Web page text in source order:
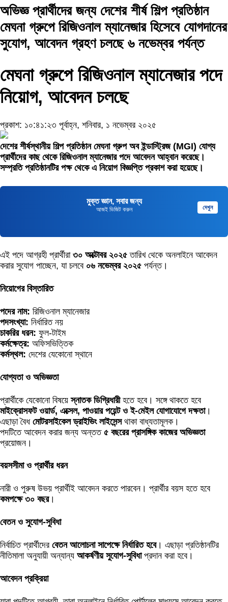
অভিজ্ঞ প্রার্থীদের জন্য দেশের শীর্ষ শিল্প প্রতিষ্ঠান
মেঘনা গ্রুপে রিজিওনাল ম্যানেজার হিসেবে যোগদানের
সুযোগ, আবেদন গ্রহণ চলছে ৬ নভেম্বর পর্যন্ত
মেঘনা গ্রুপে রিজিওনাল ম্যানেজার পদে
নিয়োগ, আবেদন চলছে
প্রকাশ: ১০:৪১:২৩ পূর্বাহ্ন, শনিবার, ১ নভেম্বর ২০২৫
দেশের শীর্ষস্থানীয় শিল্প প্রতিষ্ঠান মেঘনা গ্রুপ অব ইন্ডাস্ট্রিজ (MGI) যোগ্য
প্রার্থীদের কাছ থেকে রিজিওনাল ম্যানেজার পদে আবেদন আহ্বান করেছে।
সম্প্রতি প্রতিষ্ঠানটির পক্ষ থেকে এ নিয়োগ বিজ্ঞপ্তি প্রকাশ করা হয়েছে।
মুক্ত জ্ঞান, সবার জন্য
আজই ভিজিট করুন দেখুন
এই পদে আগ্রহী প্রার্থীরা ৩০ অক্টোবর ২০২৫ তারিখ থেকে অনলাইনে আবেদন
করার সুযোগ পাচ্ছেন, যা চলবে ০৬ নভেম্বর ২০২৫ পর্যন্ত।
নিয়োগের বিস্তারিত
পদের নাম: রিজিওনাল ম্যানেজার
পদসংখ্যা: নির্ধারিত নয়
চাকরির ধরন: ফুল-টাইম
কর্মক্ষেত্র: অফিসভিত্তিক
কর্মস্থল: দেশের যেকোনো স্থানে
যোগ্যতা ও অভিজ্ঞতা
প্রার্থীকে যেকোনো বিষয়েস্নাতক ডিগ্রিধারীহতে হবে। সঙ্গে থাকতে হবে
মাইক্রোসফট ওয়ার্ড, এক্সেল, পাওয়ার পয়েন্ট ও ই-মেইল যোগাযোগে দক্ষতা।
এছাড়া বৈধ মোটরসাইকেল ড্রাইভিং লাইসেন্সথাকা বাধ্যতামূলক।
পদটিতে আবেদন করার জন্য অন্তত ৫ বছরের প্রাসঙ্গিক কাজের অভিজ্ঞতা
প্রয়োজন।
বয়সসীমা ও প্রার্থীর ধরন
নারী ও পুরুষ উভয় প্রার্থীই আবেদন করতে পারবেন। প্রার্থীর বয়স হতে হবে
কমপক্ষে ৩০ বছর।
বেতন ও সুযোগ-সুবিধা
নির্বাচিত প্রার্থীদের বেতন আলোচনা সাপেক্ষে নির্ধারিত হবে। এছাড়া প্রতিষ্ঠানটির
নীতিমালা অনুযায়ী অন্যান্য আকর্ষণীয় সুযোগ-সুবিধাপ্রদান করা হবে।
আবেদন প্রক্রিয়া